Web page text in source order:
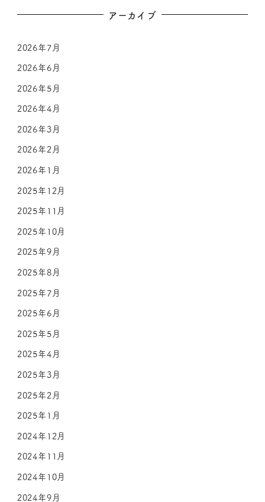
アーカイブ
2026年7月
2026年6月
2026年5月
2026年4月
2026年3月
2026年2月
2026年1月
2025年12月
2025年11月
2025年10月
2025年9月
2025年8月
2025年7月
2025年6月
2025年5月
2025年4月
2025年3月
2025年2月
2025年1月
2024年12月
2024年11月
2024年10月
2024年9月